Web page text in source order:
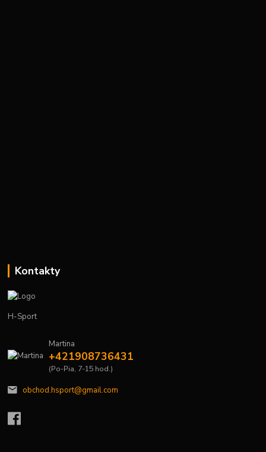
Kontakty
H-Sport
Martina
+421908736431
(Po-Pia, 7-15 hod.)
obchod.hsport@gmail.com